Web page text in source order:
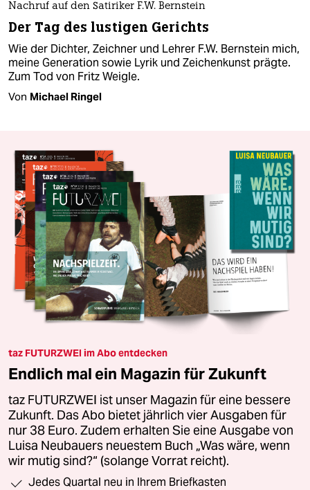
Nachruf auf den Satiriker F.W. Bernstein
Der Tag des lustigen Gerichts
Wie der Dichter, Zeichner und Lehrer F.W. Bernstein mich,
meine Generation sowie Lyrik und Zeichenkunst prägte.
Zum Tod von Fritz Weigle.
Von Michael Ringel
taz FUTURZWEI im Abo entdecken
Endlich mal ein Magazin für Zukunft
taz FUTURZWEI ist unser Magazin für eine bessere
Zukunft. Das Abo bietet jährlich vier Ausgaben für
nur 38 Euro. Zudem erhalten Sie eine Ausgabe von
Luisa Neubauers neuestem Buch „Was wäre, wenn
wir mutig sind?“ (solange Vorrat reicht).
Jedes Quartal neu in Ihrem Briefkasten